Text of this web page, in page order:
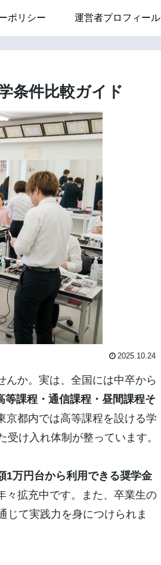
ポリシー 運営者プロフィール
条件比較ガイド
2025.10.24
んか。実は、全国には中卒から
等課程・通信課程・昼間課程そ
京都内では高等課程を設ける学
け入れ体制が整っています。
1万円台から利用できる奨学金
々拡充中です。また、卒業生の
じて実践力を身につけられま